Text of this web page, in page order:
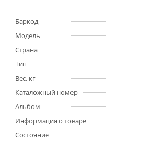
Баркод
Модель
Страна
Тип
Вес, кг
Каталожный номер
Альбом
Информация о товаре
Состояние